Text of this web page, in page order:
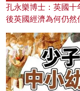
孔永樂博士：英國
後英國經濟為何仍然